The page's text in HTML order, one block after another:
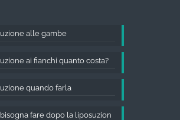
alle gambe
ai fianchi quanto costa?
quando farla
fare dopo la liposuzion